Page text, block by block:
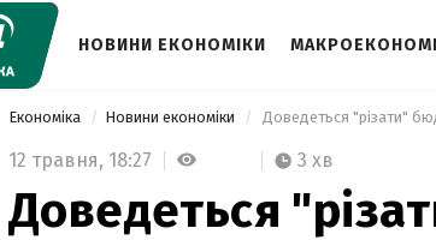
НОВИНИ ЕКОНОМІКИ
Економіка Новини економіки
12 травня, 18:27 3 хв
Доведеться